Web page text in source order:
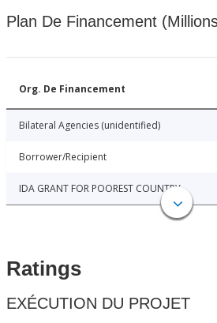
Plan De Financement
Org. De Financement
Bilateral Agencies (unidentified)
Borrower/Recipient
IDA GRANT FOR POOREST COUNTRY
Ratings
EXÉCUTION DU PROJET